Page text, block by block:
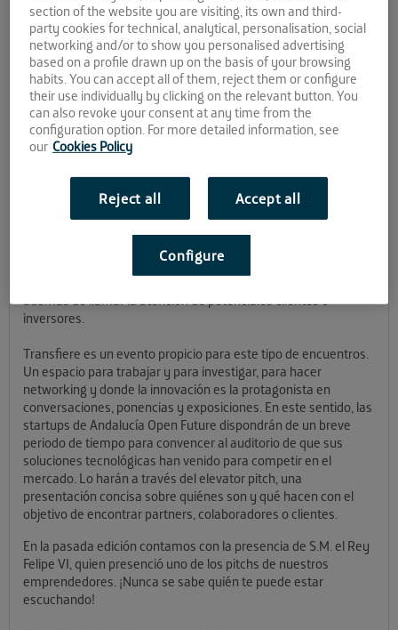
ciencia
Febrero es un mes fuerte para las startups de AOF. Con el
principio del nuevo año ya olvidado de la retina y profundo allá
en el recuerdo, 2018 aprieta con citas importantes para las que
hay que estar bien atentos y dispuestos. La primera de ellas es
Transfiere, el Foro Europeo para la Ciencia, Tecnología e
Innovación que se celebra en Málaga
Se trata de la séptima edición de este evento, en el que
desembarcan la nada desdeñable cantidad de
tendrán la oportunidad de darse a conocer y encontrar
posibles sinergias con los distintos agentes que se dan cita en
además de llamar la atención de potenciales clientes o
inversores.
Transfiere es un evento propicio para este tipo de encuentros.
Un espacio para trabajar y para investigar, para hacer
networking y donde la innovación es la protagonista en
conversaciones, ponencias y exposiciones. En este sentido, las
startups de Andalucía Open Future dispondrán de un breve
periodo de tiempo para convencer al auditorio de que sus
soluciones tecnológicas han venido para competir en el
mercado. Lo harán a través del elevator pitch, una
presentación concisa sobre quiénes son y qué hacen con el
objetivo de encontrar partners, colaboradores o clientes.
En la pasada edición contamos con la presencia de S.M. el Rey
Felipe VI, quien presenció uno de los pitchs de nuestros
emprendedores. ¡Nunca se sabe quién te puede estar
escuchando!
section of the website you are visiting, its own and third-
party cookies for technical, analytical, personalisation, social
networking and/or to show you personalised advertising
based on a profile drawn up on the basis of your browsing
habits. You can accept all of them, reject them or configure
their use individually by clicking on the relevant button. You
can also revoke your consent at any time from the
configuration option. For more detailed information, see
our Cookies Policy
Reject all Accept all
Configure